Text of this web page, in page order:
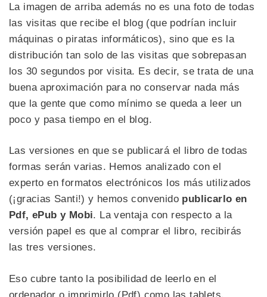
La imagen de arriba además no es una foto de todas
las visitas que recibe el blog (que podrían incluir
máquinas o piratas informáticos), sino que es la
distribución tan solo de las visitas que sobrepasan
los 30 segundos por visita. Es decir, se trata de una
buena aproximación para no conservar nada más
que la gente que como mínimo se queda a leer un
poco y pasa tiempo en el blog.
Las versiones en que se publicará el libro de todas
formas serán varias. Hemos analizado con el
experto en formatos electrónicos los más utilizados
(¡gracias Santi!) y hemos convenido publicarlo en
Pdf, ePub y Mobi. La ventaja con respecto a la
versión papel es que al comprar el libro, recibirás
las tres versiones.
Eso cubre tanto la posibilidad de leerlo en el
ordenador o imprimirlo (Pdf) como las tablets,